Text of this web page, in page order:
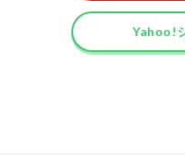
Yahoo!